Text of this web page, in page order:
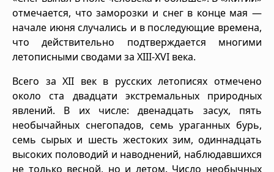
отмечается, что заморозки и снег в конце мая —
начале июня случались и в последующие времена,
что действительно подтверждается многими
летописными сводами за XIII-XVI века.
Всего за XII век в русских летописях отмечено
около ста двадцати экстремальных природных
явлений. В их числе: двенадцать засух, пять
необычайных снегопадов, семь ураганных бурь,
семь сырых и шесть жестоких зим, одиннадцать
высоких половодий и наводнений, наблюдавшихся
не только весной, но и летом. Число необычных